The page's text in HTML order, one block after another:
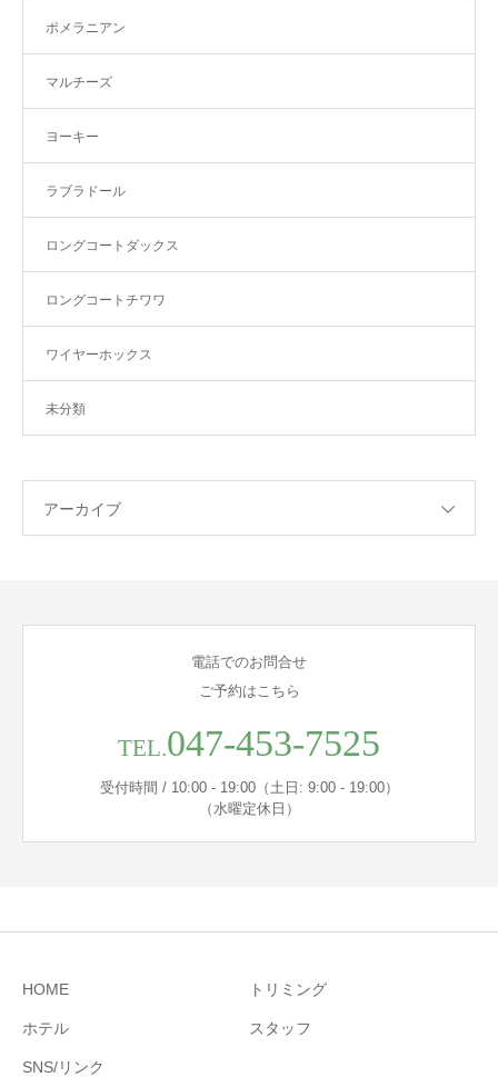
ポメラニアン
マルチーズ
ヨーキー
ラブラドール
ロングコートダックス
ロングコートチワワ
ワイヤーホックス
未分類
アーカイブ
電話でのお問合せ
ご予約はこちら
TEL.047-453-7525
受付時間 / 10:00 - 19:00（土日: 9:00 - 19:00）
（水曜定休日）
HOME トリミング
ホテル スタッフ
SNS/リンク